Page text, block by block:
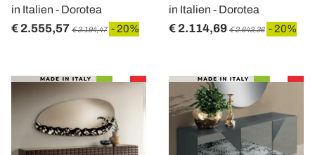
in Italien - Dorotea
€ 2.555,57 € 3.194,47 - 20%
in Italien - Dorotea
€ 2.114,69 € 2.643,36 - 20%